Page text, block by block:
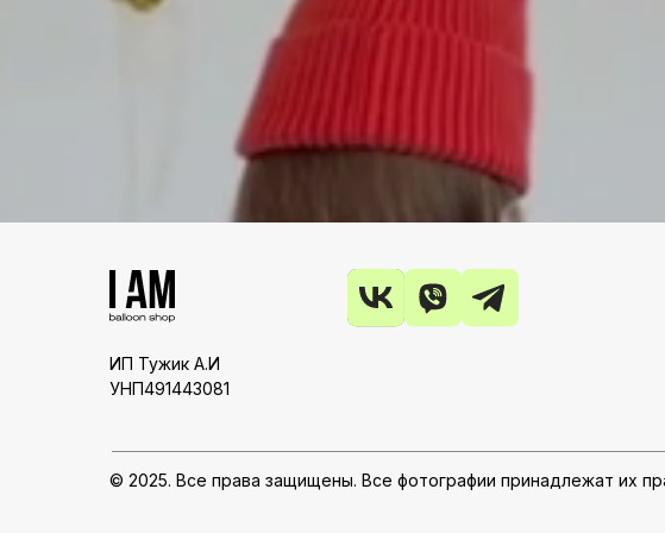
ИП Тужик А.И
УНП491443081
© 2025. Все права защищены. Все фотографии принадлежат их